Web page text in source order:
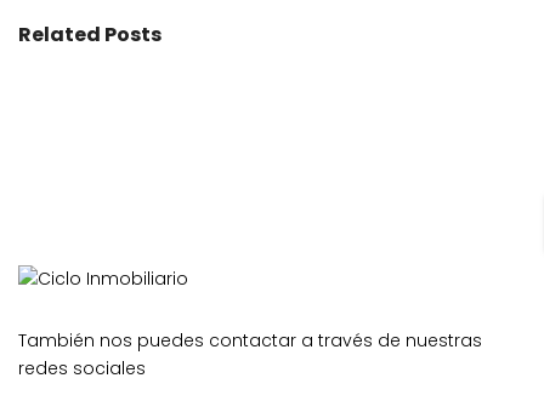
Related Posts
También nos puedes contactar a través de nuestras
redes sociales